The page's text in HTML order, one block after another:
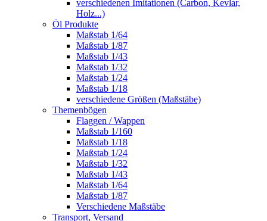
verschiedenen Imitationen (Carbon, Kevlar,
Holz...)
Öl Produkte
Maßstab 1/64
Maßstab 1/87
Maßstab 1/43
Maßstab 1/32
Maßstab 1/24
Maßstab 1/18
verschiedene Größen (Maßstäbe)
Themenbögen
Flaggen / Wappen
Maßstab 1/160
Maßstab 1/18
Maßstab 1/24
Maßstab 1/32
Maßstab 1/43
Maßstab 1/64
Maßstab 1/87
Verschiedene Maßstäbe
Transport, Versand